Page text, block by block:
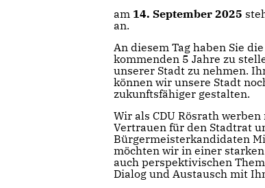
am 14. September 2025
an.
An diesem Tag haben Sie
kommenden 5 Jahre zu
unserer Stadt zu nehmen.
können wir unsere Stadt
zukunftsfähiger gestalten.
Wir als CDU Rösrath
Vertrauen für den Stadtrat
Bürgermeisterkandidaten
möchten wir in einer
auch perspektivischen
Dialog und Austausch mit